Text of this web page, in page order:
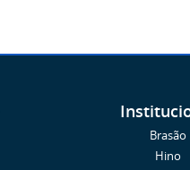
Brasão
Hino